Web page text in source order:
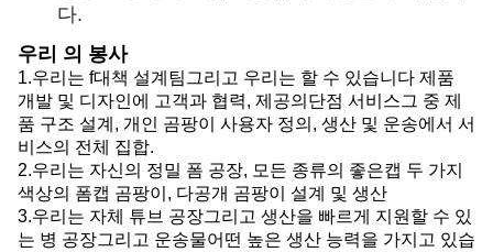
다.
우리 의 봉사
1.우리는 f대책 설계팀 그리고 우리는 할 수 있습니다 제품
개발 및 디자인에 고객과 협력, 제공의 단점 서비스그 중 제
품 구조 설계, 개인 곰팡이 사용자 정의, 생산 및 운송에서 서
비스의 전체 집합.
2.우리는 자신의 정밀 폼 공장, 모든 종류의 좋은캡 두 가지
색상의 폼캡 곰팡이, 다공개 곰팡이 설계 및 생산
3.우리는 자체 튜브 공장그리고 생산을 빠르게 지원할 수 있
는 병 공장그리고 운송물어떤 높은 생산 능력을 가지고 있습